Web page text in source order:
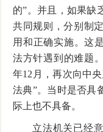
的”。并且，如果缺
共同规则，分别制
用和正确实施。这
法方针遇到的难题
年12月，再次向中
法典”。当时是否具
际上也不具备。
立法机关已经